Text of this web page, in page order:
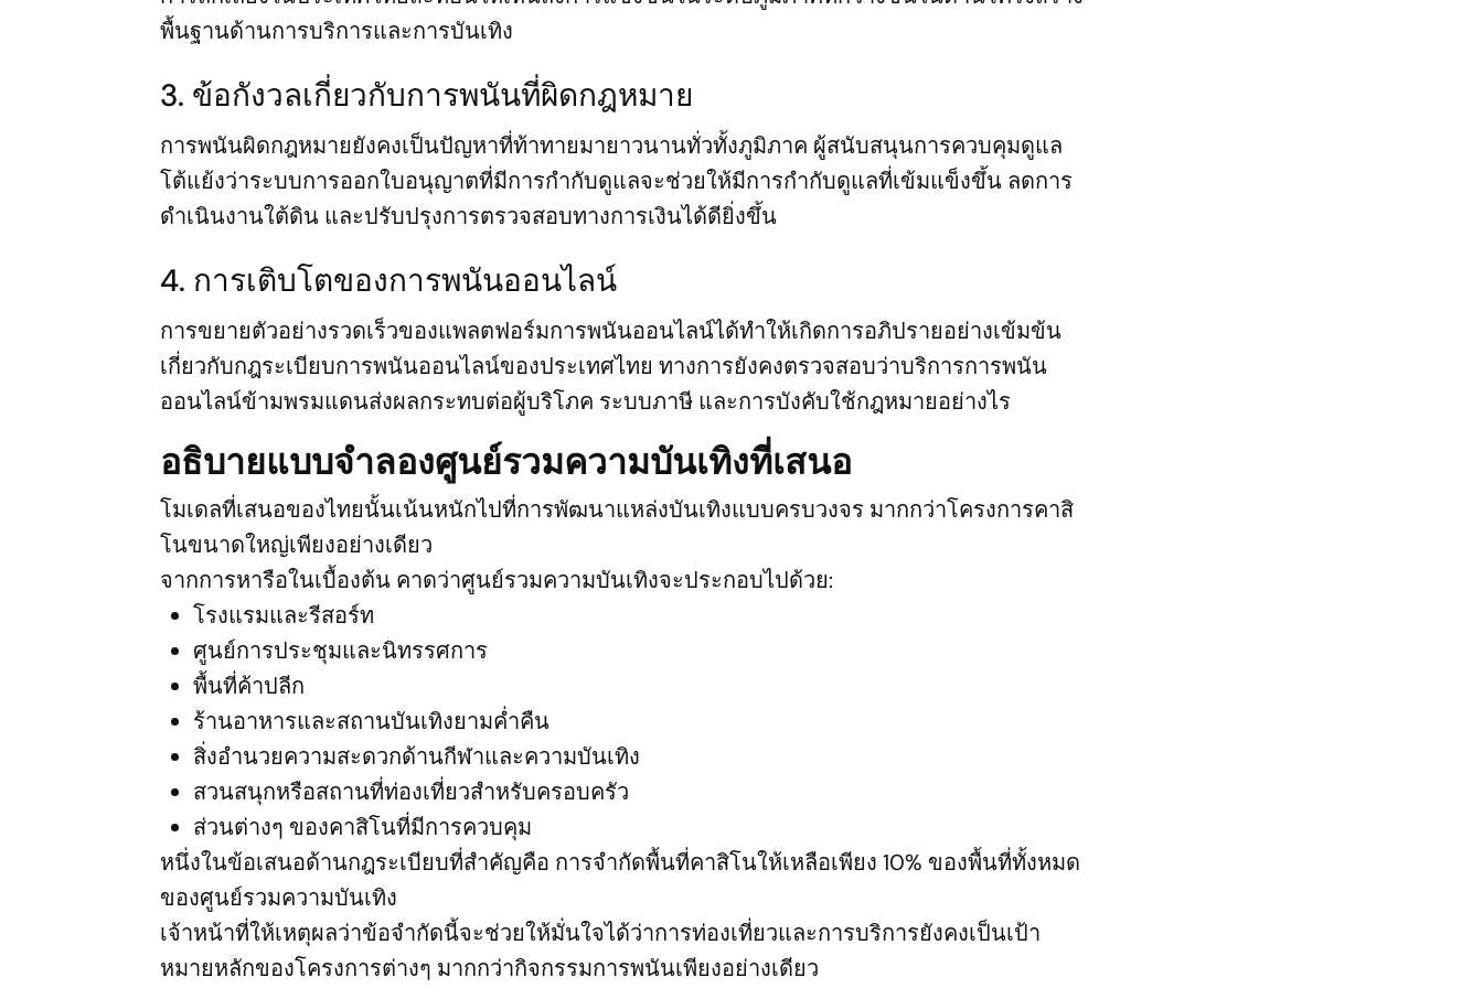
พื้นฐานด้านการบริการและการบันเทิง
3. ข้อกังวลเกี่ยวกับการพนันที่ผิดกฎหมาย
การพนันผิดกฎหมายยังคงเป็นปัญหาที่ท้าทายมายาวนานทั่วทั้งภูมิภาค ผู้สนับสนุนการควบคุมดูแล
โต้แย้งว่าระบบการออกใบอนุญาตที่มีการกำกับดูแลจะช่วยให้มีการกำกับดูแลที่เข้มแข็งขึ้น ลดการ
ดำเนินงานใต้ดิน และปรับปรุงการตรวจสอบทางการเงินได้ดียิ่งขึ้น
4. การเติบโตของการพนันออนไลน์
การขยายตัวอย่างรวดเร็วของแพลตฟอร์มการพนันออนไลน์ได้ทำให้เกิดการอภิปรายอย่างเข้มข้น
เกี่ยวกับกฎระเบียบการพนันออนไลน์ของประเทศไทย ทางการยังคงตรวจสอบว่าบริการการพนัน
ออนไลน์ข้ามพรมแดนส่งผลกระทบต่อผู้บริโภค ระบบภาษี และการบังคับใช้กฎหมายอย่างไร
อธิบายแบบจำลองศูนย์รวมความบันเทิงที่เสนอ
โมเดลที่เสนอของไทยนั้นเน้นหนักไปที่การพัฒนาแหล่งบันเทิงแบบครบวงจร มากกว่าโครงการคาสิ
โนขนาดใหญ่เพียงอย่างเดียว
จากการหารือในเบื้องต้น คาดว่าศูนย์รวมความบันเทิงจะประกอบไปด้วย:
โรงแรมและรีสอร์ท
ศูนย์การประชุมและนิทรรศการ
พื้นที่ค้าปลีก
ร้านอาหารและสถานบันเทิงยามค่ำคืน
สิ่งอำนวยความสะดวกด้านกีฬาและความบันเทิง
สวนสนุกหรือสถานที่ท่องเที่ยวสำหรับครอบครัว
ส่วนต่างๆ ของคาสิโนที่มีการควบคุม
หนึ่งในข้อเสนอด้านกฎระเบียบที่สำคัญคือ การจำกัดพื้นที่คาสิโนให้เหลือเพียง 10% ของพื้นที่ทั้งหมด
ของศูนย์รวมความบันเทิง
เจ้าหน้าที่ให้เหตุผลว่าข้อจำกัดนี้จะช่วยให้มั่นใจได้ว่าการท่องเที่ยวและการบริการยังคงเป็นเป้า
หมายหลักของโครงการต่างๆ มากกว่ากิจกรรมการพนันเพียงอย่างเดียว